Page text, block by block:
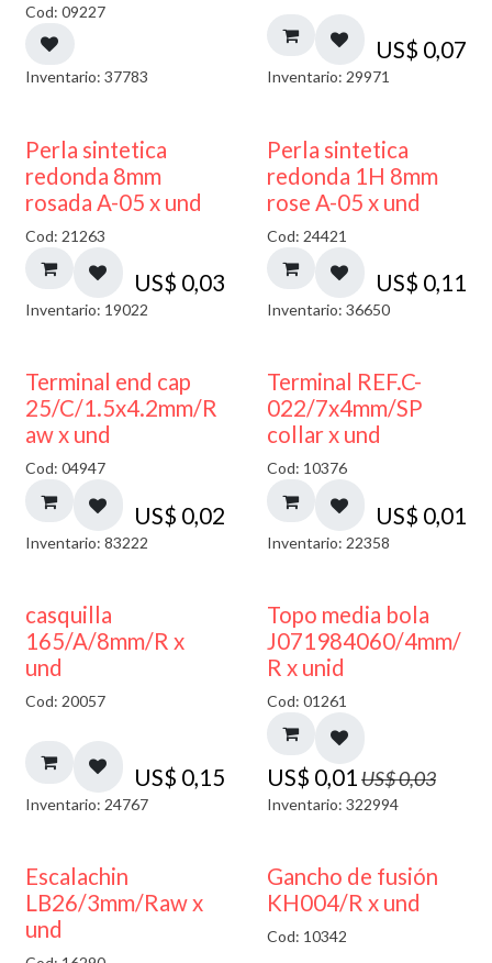
Cod: 09227
Inventario: 37783
US$ 0,07
Inventario: 29971
Perla sintetica
redonda 8mm
rosada A-05 x und
Cod: 21263
US$ 0,03
Inventario: 19022
Perla sintetica
redonda 1H 8mm
rose A-05 x und
Cod: 24421
US$ 0,11
Inventario: 36650
Terminal end cap
25/C/1.5x4.2mm/R
aw x und
Cod: 04947
US$ 0,02
Inventario: 83222
Terminal REF.C-
022/7x4mm/SP
collar x und
Cod: 10376
US$ 0,01
Inventario: 22358
casquilla
165/A/8mm/R x
und
Cod: 20057
US$ 0,15
Inventario: 24767
50% DESCUENTO
Topo media bola
J071984060/4mm/
R x unid
Cod: 01261
US$ 0,01 US$0,03
Inventario: 322994
Escalachin
LB26/3mm/Raw x
und
Gancho de fusión
KH004/R x und
Cod: 10342